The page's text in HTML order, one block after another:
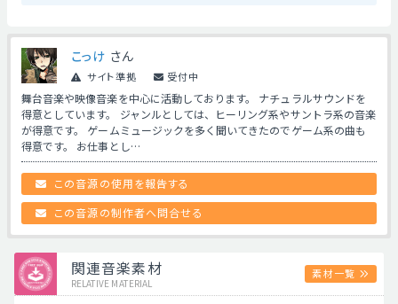
こっけ さん
サイト準拠 受付中
舞台音楽や映像音楽を中心に活動しております。 ナチュラルサウンドを
得意としています。 ジャンルとしては、ヒーリング系やサントラ系の音楽
が得意です。 ゲームミュージックを多く聞いてきたのでゲーム系の曲も
得意です。 お仕事とし…
この音源の使用を報告する
この音源の制作者へ問合せる
関連音楽素材
RELATIVE MATERIAL
素材一覧